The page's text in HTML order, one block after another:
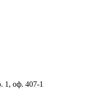
1, оф. 407-1